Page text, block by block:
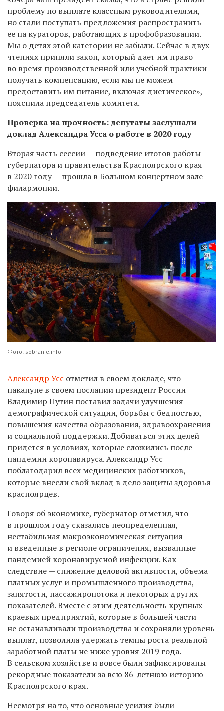
проблему по выплате классным руководителями,
но стали поступать предложения распространить
ее на кураторов, работающих в профобразовании.
Мы о детях этой категории не забыли. Сейчас в двух
чтениях приняли закон, который дает им право
во время производственной или учебной практики
получать компенсацию, если мы не можем
предоставить им питание, включая диетическое», —
пояснила председатель комитета.
Проверка на прочность: депутаты заслушали
доклад Александра Усса о работе в 2020 году
Вторая часть сессии — подведение итогов работы
губернатора и правительства Красноярского края
в 2020 году — прошла в Большом концертном зале
филармонии.
Фото: sobranie.info
Александр Усс отметил в своем докладе, что
накануне в своем послании президент России
Владимир Путин поставил задачи улучшения
демографической ситуации, борьбы с бедностью,
повышения качества образования, здравоохранения
и социальной поддержки. Добиваться этих целей
придется в условиях, которые сложились после
пандемии коронавируса. Александр Усс
поблагодарил всех медицинских работников,
которые внесли свой вклад в дело защиты здоровья
красноярцев.
Говоря об экономике, губернатор отметил, что
в прошлом году сказались неопределенная,
нестабильная макроэкономическая ситуация
и введенные в регионе ограничения, вызванные
пандемией коронавирусной инфекции. Как
следствие — снижение деловой активности, объема
платных услуг и промышленного производства,
занятости, пассажиропотока и некоторых других
показателей. Вместе с этим деятельность крупных
краевых предприятий, которые в большей части
не останавливали производства и сохраняли уровень
выплат, позволила удержать темпы роста реальной
заработной платы не ниже уровня 2019 года.
В сельском хозяйстве и вовсе были зафиксированы
рекордные показатели за всю 86-летнюю историю
Красноярского края.
Несмотря на то, что основные усилия были